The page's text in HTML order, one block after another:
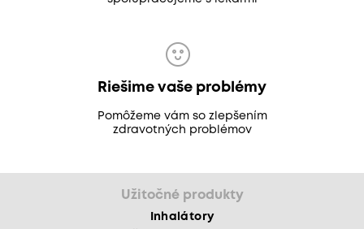
Riešime vaše problémy
Pomôžeme vám so zlepšením
zdravotných problémov
Užitočné produkty
Inhalátory